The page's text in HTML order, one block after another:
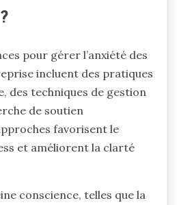
pour gérer l’anxiété des
incluent des pratiques
des techniques de gestion
de soutien
favorisent le
et améliorent la clarté
conscience, telles que la